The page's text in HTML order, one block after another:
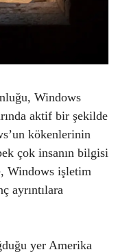
Windows
aktif bir şekilde
kökenlerinin
çok insanın bilgisi
Windows işletim
ayrıntılara
yer Amerika